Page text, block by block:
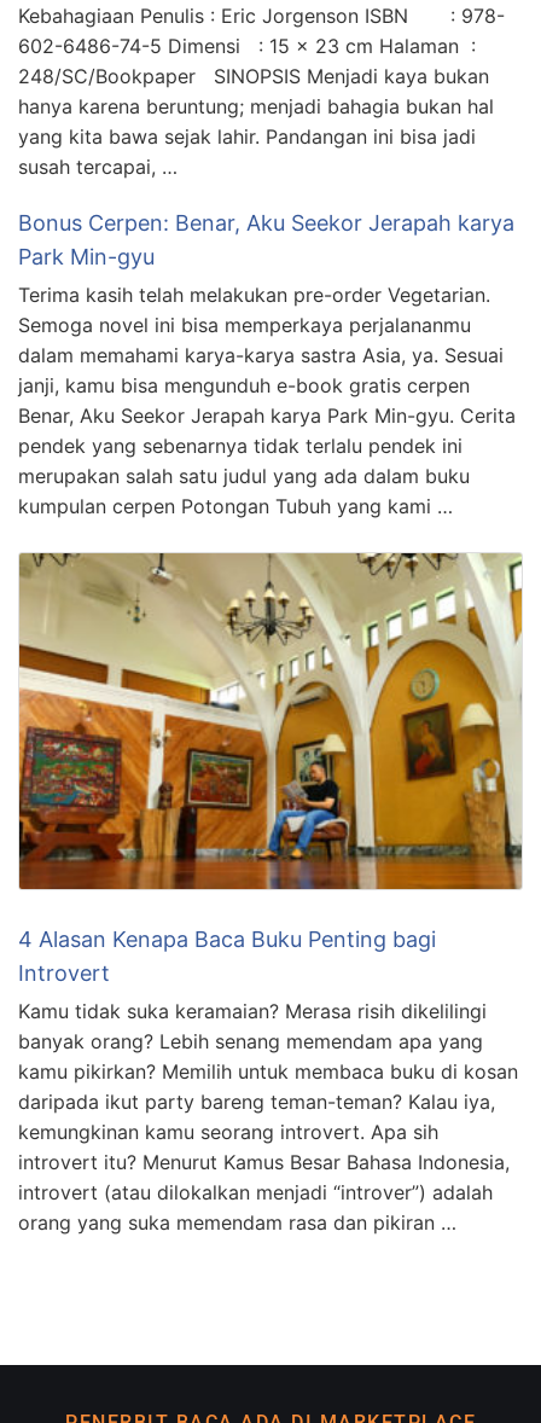
Kebahagiaan Penulis : Eric Jorgenson ISBN : 978-
602-6486-74-5 Dimensi : 15 × 23 cm Halaman :
248/SC/Bookpaper SINOPSIS Menjadi kaya bukan
hanya karena beruntung; menjadi bahagia bukan hal
yang kita bawa sejak lahir. Pandangan ini bisa jadi
susah tercapai, …
Bonus Cerpen: Benar, Aku Seekor Jerapah karya
Park Min-gyu
Terima kasih telah melakukan pre-order Vegetarian.
Semoga novel ini bisa memperkaya perjalananmu
dalam memahami karya-karya sastra Asia, ya. Sesuai
janji, kamu bisa mengunduh e-book gratis cerpen
Benar, Aku Seekor Jerapah karya Park Min-gyu. Cerita
pendek yang sebenarnya tidak terlalu pendek ini
merupakan salah satu judul yang ada dalam buku
kumpulan cerpen Potongan Tubuh yang kami …
4 Alasan Kenapa Baca Buku Penting bagi
Introvert
Kamu tidak suka keramaian? Merasa risih dikelilingi
banyak orang? Lebih senang memendam apa yang
kamu pikirkan? Memilih untuk membaca buku di kosan
daripada ikut party bareng teman-teman? Kalau iya,
kemungkinan kamu seorang introvert. Apa sih
introvert itu? Menurut Kamus Besar Bahasa Indonesia,
introvert (atau dilokalkan menjadi “introver”) adalah
orang yang suka memendam rasa dan pikiran …